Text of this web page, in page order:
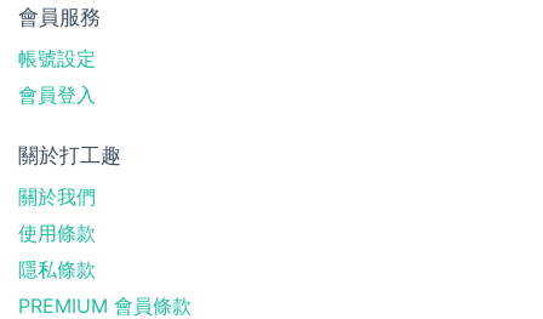
會員服務
帳號設定
會員登入
關於打工趣
關於我們
使用條款
隱私條款
PREMIUM 會員條款